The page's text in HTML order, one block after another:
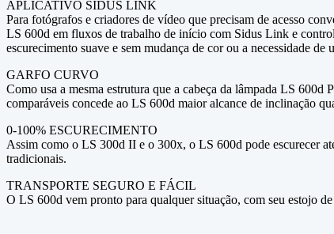
APLICATIVO SIDUS LINK
Para fotógrafos e criadores de vídeo que precisam de acesso
LS 600d em fluxos de trabalho de início com Sidus Link e
escurecimento suave e sem mudança de cor ou a necessidade de
GARFO CURVO
Como usa a mesma estrutura que a cabeça da lâmpada LS
comparáveis concede ao LS 600d maior alcance de inclinação
0-100% ESCURECIMENTO
Assim como o LS 300d II e o 300x, o LS 600d pode escurecer
tradicionais.
TRANSPORTE SEGURO E FÁCIL
O LS 600d vem pronto para qualquer situação, com seu estojo